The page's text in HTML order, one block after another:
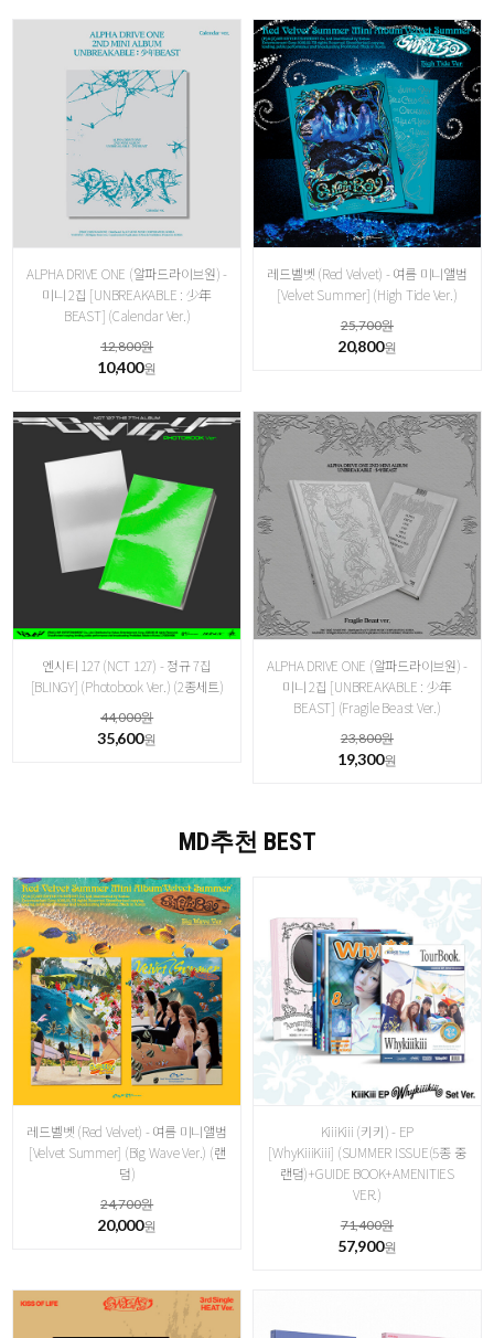
ALPHA DRIVE ONE (알파드라이브원) -
미니 2집 [ UNBREAKABLE : 少年
BEAST] ( Calendar Ver.)
12,800원
10,400원
레드벨벳 (Red Velvet) - 여름 미니앨범
[Velvet Summer] (High Tide Ver.)
25,700원
20,800원
엔시티 127 (NCT 127) - 정규 7집
[BLINGY] (Photobook Ver.) (2종세트)
44,000원
35,600원
ALPHA DRIVE ONE (알파드라이브원) -
미니 2집 [ UNBREAKABLE : 少年
BEAST] ( Fragile Beast Ver.)
23,800원
19,300원
MD추천 BEST
레드벨벳 (Red Velvet) - 여름 미니앨범
[Velvet Summer] (Big Wave Ver.) (랜
덤)
24,700원
20,000원
KiiiKiii (키키) - EP
[WhyKiiiKiii] (SUMMER ISSUE(5종 중
랜덤)+GUIDE BOOK+AMENITIES
VER.)
71,400원
57,900원